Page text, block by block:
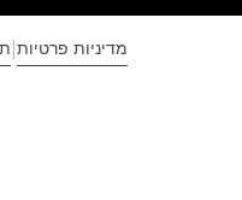
מדיניות פרטיות|תנאי